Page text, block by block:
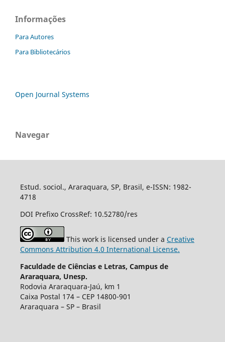
Informações
Para Autores
Para Bibliotecários
Open Journal Systems
Navegar
Estud. sociol., Araraquara, SP, Brasil, e-ISSN: 1982-
4718
DOI Prefixo CrossRef: 10.52780/res
This work is licensed under a Creative
Commons Attribution 4.0 International License.
Faculdade de Ciências e Letras, Campus de
Araraquara, Unesp.
Rodovia Araraquara-Jaú, km 1
Caixa Postal 174 – CEP 14800-901
Araraquara – SP – Brasil